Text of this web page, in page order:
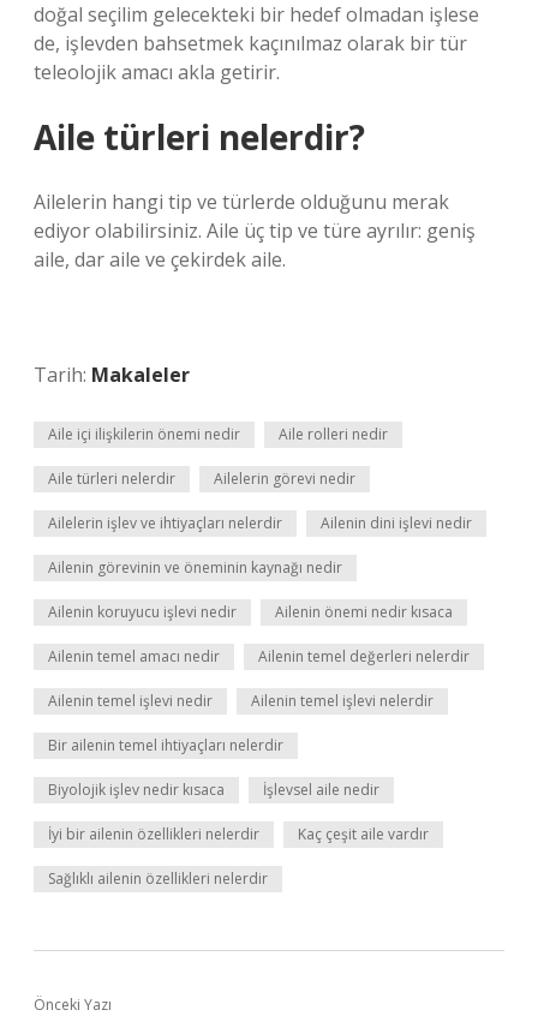
doğal seçilim gelecekteki bir hedef olmadan işlese
de, işlevden bahsetmek kaçınılmaz olarak bir tür
teleolojik amacı akla getirir.
Aile türleri nelerdir?
Ailelerin hangi tip ve türlerde olduğunu merak
ediyor olabilirsiniz. Aile üç tip ve türe ayrılır: geniş
aile, dar aile ve çekirdek aile.
Tarih: Makaleler
Aile içi ilişkilerin önemi nedir Aile rolleri nedir
Aile türleri nelerdir Ailelerin görevi nedir
Ailelerin işlev ve ihtiyaçları nelerdir Ailenin dini işlevi nedir
Ailenin görevinin ve öneminin kaynağı nedir
Ailenin koruyucu işlevi nedir Ailenin önemi nedir kısaca
Ailenin temel amacı nedir Ailenin temel değerleri nelerdir
Ailenin temel işlevi nedir Ailenin temel işlevi nelerdir
Bir ailenin temel ihtiyaçları nelerdir
Biyolojik işlev nedir kısaca İşlevsel aile nedir
İyi bir ailenin özellikleri nelerdir Kaç çeşit aile vardır
Sağlıklı ailenin özellikleri nelerdir
Önceki Yazı